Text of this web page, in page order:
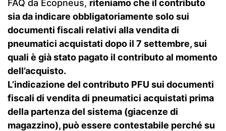
FAQ da Ecopneus, riteniamo che il contributo
sia da indicare obbligatoriamente solo sui
documenti fiscali relativi alla vendita di
pneumatici acquistati dopo il 7 settembre, sui
quali è già stato pagato il contributo al momento
dell’acquisto.
L’indicazione del contributo PFU sui documenti
fiscali di vendita di pneumatici acquistati prima
della partenza del sistema (giacenze di
magazzino), può essere contestabile perché su